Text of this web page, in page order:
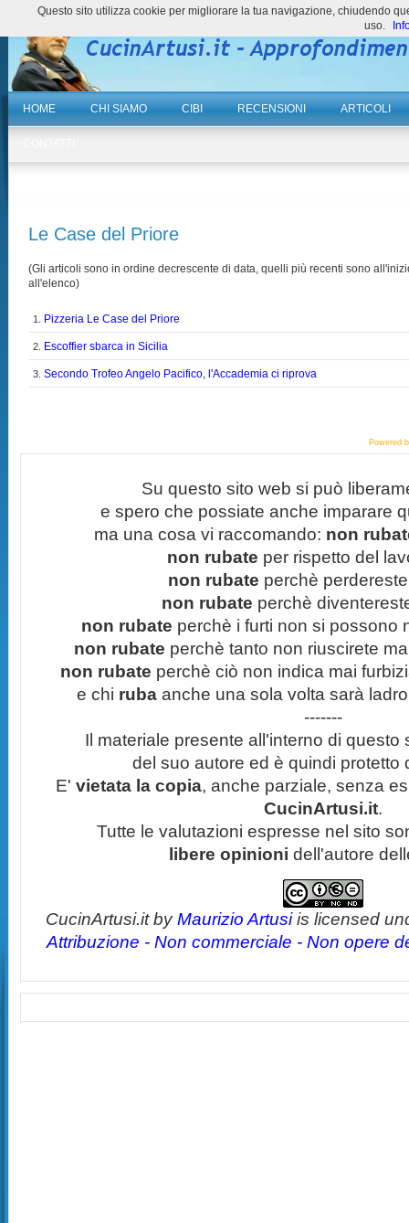
HOME CHI SIAMO CIBI RECENSIONI ARTICOLI
Le Case del Priore
(Gli articoli sono in ordine decrescente di data, quelli più recenti sono
all'elenco)
1. Pizzeria Le Case del Priore
2. Escoffier sbarca in Sicilia
3.Secondo Trofeo Angelo Pacifico, l'Accademia ci riprova
Powered
Su questo sito web si può
e spero che possiate anche imparare
ma una cosa vi raccomando: non
non rubate per rispetto del
non rubate perchè
non rubate perchè
non rubate perchè i furti non si possono
non rubate perchè tanto non riuscirete
non rubate perchè ciò non indica mai
e chi ruba anche una sola volta sarà
-------
Il materiale presente all'interno di questo
del suo autore ed è quindi protetto
E' vietata la copia, anche parziale, senza
CucinArtusi.it.
Tutte le valutazioni espresse nel sito
libere opinioni dell'autore
CucinArtusi.itbyMaurizio Artusiis licensed
Attribuzione - Non commerciale - Non opere
Questo sito utilizza cookie per migliorare la tua navigazione, chiudendo
uso.